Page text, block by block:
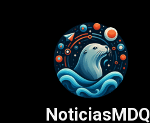
NoticiasMDQ